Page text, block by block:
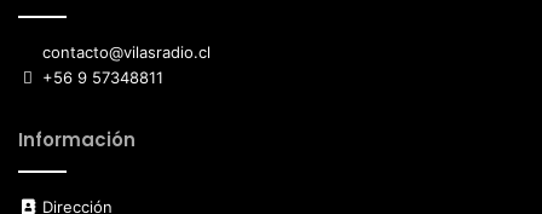
contacto@vilasradio.cl
+56 9 57348811
Información
Dirección